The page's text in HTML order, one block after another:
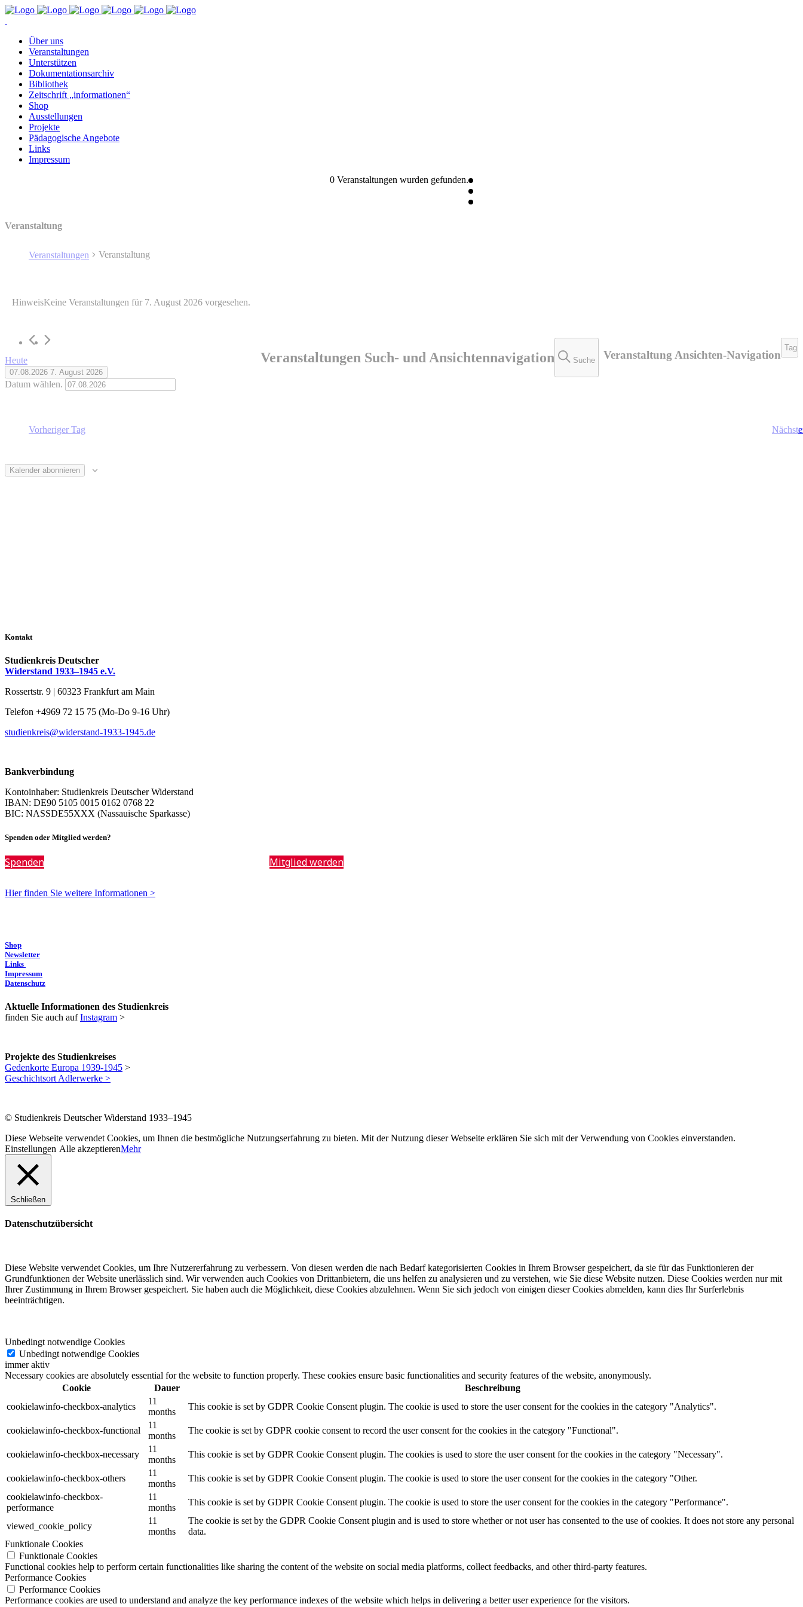
Über uns
Ver­an­stal­tun­gen
Un­ter­stüt­zen
Do­ku­men­ta­ti­ons­ar­chiv
Bi­blio­thek
Zeit­schrift „in­for­ma­tio­nen“
Shop
Aus­stel­lun­gen
Pro­jek­te
Päd­ago­gi­sche Angebote
Links
Im­pres­sum
0 Veranstaltungen wurden gefunden.
Veranstaltung
Veranstaltungen Veranstaltung
für
August
2026
HinweisKeine Veranstaltungen für 7. August 2026 vorgesehen.
Veranstaltungen Such- und Ansichtennavigation Suche Veranstaltung Ansichten-Navigation
Tag
Heute
07.08.2026 7. August 2026
Datum wählen.
Vorheriger Tag
Kalender abonnieren
Kontakt
Studienkreis Deutscher
Widerstand 1933–1945 e.V.
Rossertstr. 9 | 60323 Frankfurt am Main
Telefon +4969 72 15 75 (Mo-Do 9-16 Uhr)
studienkreis@widerstand-1933-1945.de
Bankverbindung
Kontoinhaber: Studienkreis Deutscher Widerstand
IBAN: DE90 5105 0015 0162 0768 22
BIC: NASSDE55XXX (Nassauische Sparkasse)
Spenden oder Mitglied werden?
Spenden Mitglied werden
Hier finden Sie weitere Informationen >
Shop
Newsletter
Links
Impressum
Datenschutz
Aktuelle Informationen des Studienkreis
finden Sie auch aufInstagram >
Projekte des Studienkreises
Gedenkorte Europa 1939-1945 >
Geschichtsort Adlerwerke >
© Studienkreis Deutscher Widerstand 1933–1945
Diese Webseite verwendet Cookies, um Ihnen die bestmögliche Nutzungserfahrung zu bieten. Mit der Nutzung dieser Webseite erklären Sie sich mit der Verwendung von Cookies einverstanden.
Einstellungen Alle akzeptierenMehr
Schließen
Datenschutzübersicht
Diese Website verwendet Cookies, um Ihre Nutzererfahrung zu verbessern. Von diesen werden die nach Bedarf kategorisierten Cookies in Ihrem Browser gespeichert, da sie für das Funktionieren der
Grundfunktionen der Website unerlässlich sind. Wir verwenden auch Cookies von Drittanbietern, die uns helfen zu analysieren und zu verstehen, wie Sie diese Website nutzen. Diese Cookies werden nur mit
Ihrer Zustimmung in Ihrem Browser gespeichert. Sie haben auch die Möglichkeit, diese Cookies abzulehnen. Wenn Sie sich jedoch von einigen dieser Cookies abmelden, kann dies Ihr Surferlebnis
beeinträchtigen.
Unbedingt notwendige Cookies
Unbedingt notwendige Cookies
immer aktiv
Necessary cookies are absolutely essential for the website to function properly. These cookies ensure basic functionalities and security features of the website, anonymously.
Cookie
Dauer
Beschreibung
cookielawinfo-checkbox-analytics
11
months
This cookie is set by GDPR Cookie Consent plugin. The cookie is used to store the user consent for the cookies in the category "Analytics".
cookielawinfo-checkbox-functional
11
months
The cookie is set by GDPR cookie consent to record the user consent for the cookies in the category "Functional".
cookielawinfo-checkbox-necessary
11
months
This cookie is set by GDPR Cookie Consent plugin. The cookies is used to store the user consent for the cookies in the category "Necessary".
cookielawinfo-checkbox-others
11
months
This cookie is set by GDPR Cookie Consent plugin. The cookie is used to store the user consent for the cookies in the category "Other.
cookielawinfo-checkbox-
performance
11
months
This cookie is set by GDPR Cookie Consent plugin. The cookie is used to store the user consent for the cookies in the category "Performance".
viewed_cookie_policy
11
months
The cookie is set by the GDPR Cookie Consent plugin and is used to store whether or not user has consented to the use of cookies. It does not store any personal
data.
Funktionale Cookies
Funktionale Cookies
Functional cookies help to perform certain functionalities like sharing the content of the website on social media platforms, collect feedbacks, and other third-party features.
Performance Cookies
Performance Cookies
Performance cookies are used to understand and analyze the key performance indexes of the website which helps in delivering a better user experience for the visitors.